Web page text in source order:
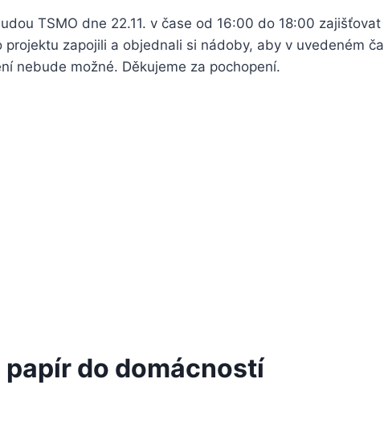
TSMO dne 22.11. v čase od 16:00 do 18:00
zapojili a objednali si nádoby, aby v uvedeném
nebude možné. Děkujeme za pochopení.
do domácností